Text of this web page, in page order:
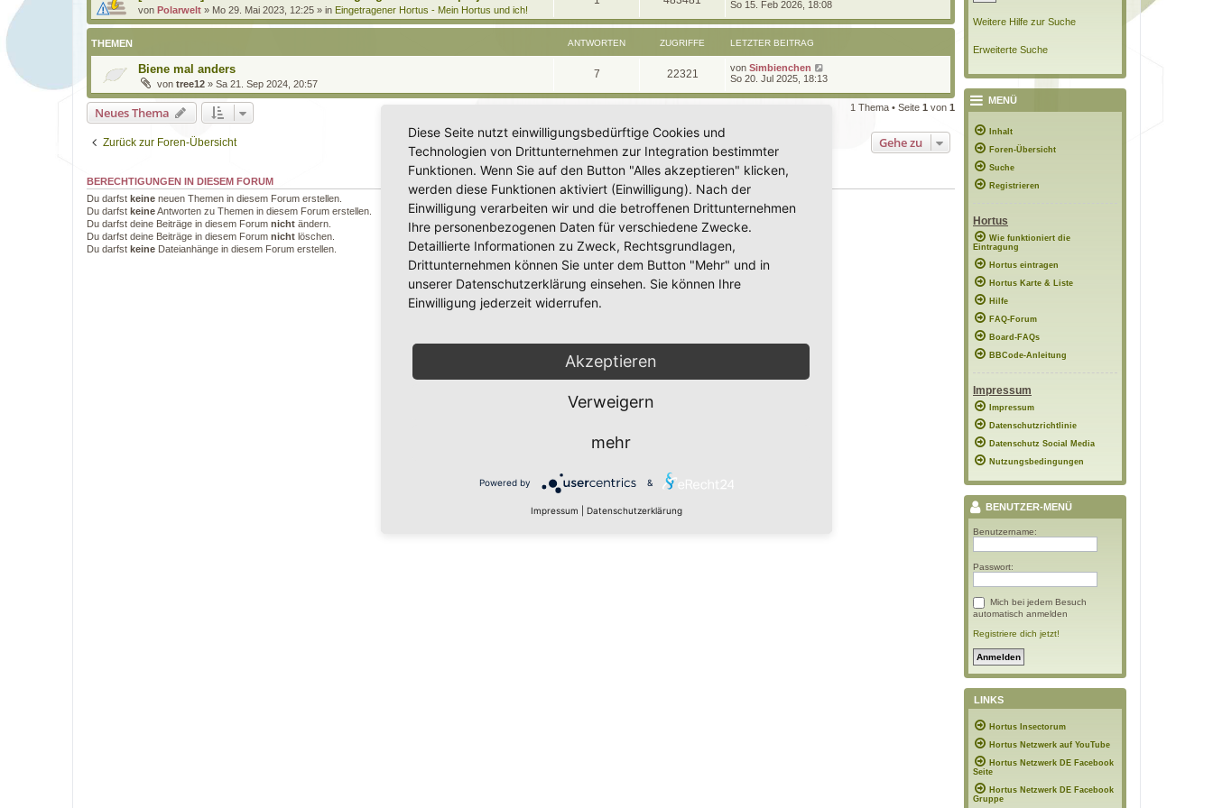
w
o
t
n
r
i
f
f
e
r
B
e
r
a
g
von Polarwelt » Mo 29. Mai 2023, 12:25 » in Eingetragener Hortus - Mein Hortus und ich!
n
t
w
o
t
e
n
u
g
i
e
e
z
e
r
B
e
t
So 15. Feb 2026, 18:08
THEMEN ANTWORTEN ZUGRIFFE LETZTER BEITRAG
Biene mal anders
von tree12 » Sa 21. Sep 2024, 20:57
7A
n
o
r
t
n
22321
u
i
f
f
L
e
z
e
t
r
a
g
von Simbienchen
So 20. Jul 2025, 18:13
Neues Thema 1 Thema • Seite 1 von 1
Zurück zur Foren-Übersicht Gehe zu
BERECHTIGUNGEN IN DIESEM FORUM
Du darfst keine neuen Themen in diesem Forum erstellen.
Du darfst keineAntworten zu Themen in diesem Forum erstellen.
Du darfst deine Beiträge in diesem Forum nicht ändern.
Du darfst deine Beiträge in diesem Forum nicht löschen.
Du darfst keine Dateianhänge in diesem Forum erstellen.
Weitere Hilfe zur Suche
Erweiterte Suche
MENÜ
Inhalt
Foren-Übersicht
Suche
Registrieren
Hortus
Wie funktioniert die
Eintragung
Hortus eintragen
Hortus Karte & Liste
Hilfe
FAQ-Forum
Board-FAQs
BBCode-Anleitung
Impressum
Impressum
Datenschutzrichtlinie
Datenschutz Social Media
Nutzungsbedingungen
BENUTZER-MENÜ
Benutzername:
Passwort:
Mich bei jedem Besuch
automatisch anmelden
Registriere dich jetzt!
LINKS
Hortus Insectorum
Hortus Netzwerk auf YouTube
Hortus Netzwerk DE Facebook
Seite
Hortus Netzwerk DE Facebook
Gruppe
Diese Seite nutzt einwilligungsbedürftige Cookies und
Technologien von Drittunternehmen zur Integration bestimmter
Funktionen. Wenn Sie auf den Button "Alles akzeptieren" klicken,
werden diese Funktionen aktiviert (Einwilligung). Nach der
Einwilligung verarbeiten wir und die betroffenen Drittunternehmen
Ihre personenbezogenen Daten für verschiedene Zwecke.
Detaillierte Informationen zu Zweck, Rechtsgrundlagen,
Drittunternehmen können Sie unter dem Button "Mehr" und in
unserer Datenschutzerklärung einsehen. Sie können Ihre
Einwilligung jederzeit widerrufen.
Akzeptieren
Verweigern
mehr
Powered by &
Impressum Datenschutzerklärung